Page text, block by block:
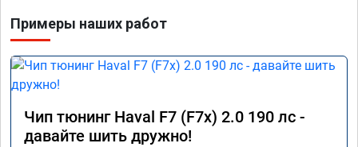
Примеры наших работ
Чип тюнинг Haval F7 (F7x) 2.0 190 лс -
давайте шить дружно!